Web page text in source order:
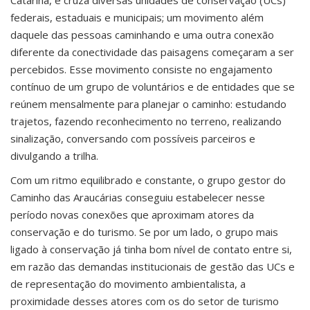
federais, estaduais e municipais; um movimento além
daquele das pessoas caminhando e uma outra conexão
diferente da conectividade das paisagens começaram a ser
percebidos. Esse movimento consiste no engajamento
contínuo de um grupo de voluntários e de entidades que se
reúnem mensalmente para planejar o caminho: estudando
trajetos, fazendo reconhecimento no terreno, realizando
sinalização, conversando com possíveis parceiros e
divulgando a trilha.
Com um ritmo equilibrado e constante, o grupo gestor do
Caminho das Araucárias conseguiu estabelecer nesse
período novas conexões que aproximam atores da
conservação e do turismo. Se por um lado, o grupo mais
ligado à conservação já tinha bom nível de contato entre si,
em razão das demandas institucionais de gestão das UCs e
de representação do movimento ambientalista, a
proximidade desses atores com os do setor de turismo